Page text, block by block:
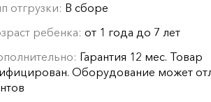
отгрузки: В сборе
ребенка:от 1 года до 7 лет
Гарантия 12 мес. Товар
Оборудование может